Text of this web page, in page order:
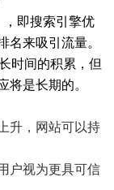
即搜索引擎优
名来吸引流量。
时间的积累，但
将是长期的。
升，网站可以持
户视为更具可信